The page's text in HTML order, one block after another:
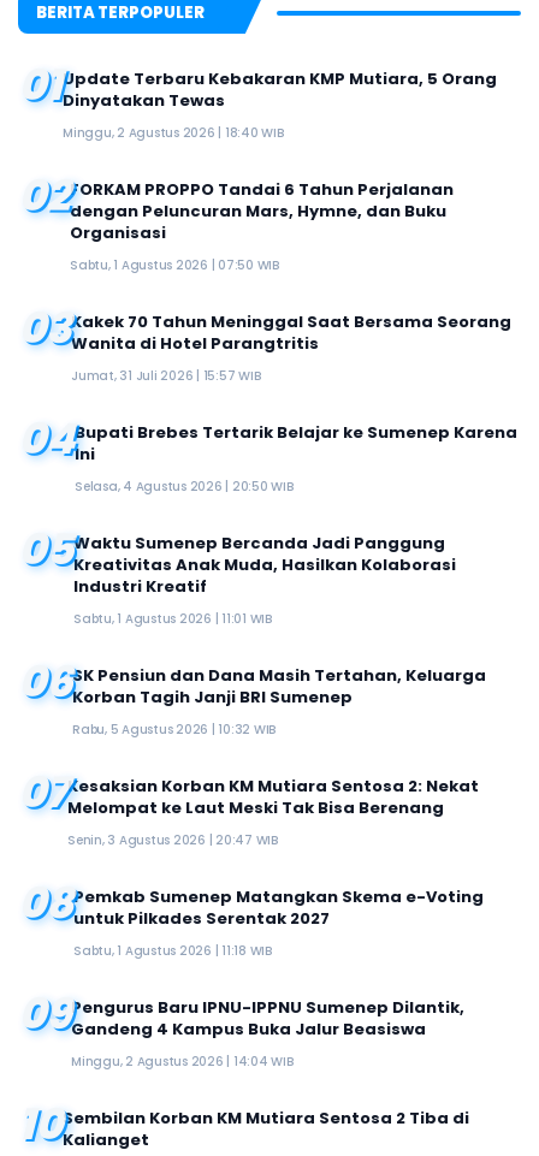
BERITA TERPOPULER
01Update Terbaru Kebakaran KMP Mutiara, 5 Orang
Dinyatakan Tewas
Minggu, 2 Agustus 2026 | 18:40 WIB
02FORKAM PROPPO Tandai 6 Tahun Perjalanan
dengan Peluncuran Mars, Hymne, dan Buku
Organisasi
Sabtu, 1 Agustus 2026 | 07:50 WIB
03Kakek 70 Tahun Meninggal Saat Bersama Seorang
Wanita di Hotel Parangtritis
Jumat, 31 Juli 2026 | 15:57 WIB
04Bupati Brebes Tertarik Belajar ke Sumenep Karena
Ini
Selasa, 4 Agustus 2026 | 20:50 WIB
05Waktu Sumenep Bercanda Jadi Panggung
Kreativitas Anak Muda, Hasilkan Kolaborasi
Industri Kreatif
Sabtu, 1 Agustus 2026 | 11:01 WIB
06SK Pensiun dan Dana Masih Tertahan, Keluarga
Korban Tagih Janji BRI Sumenep
Rabu, 5 Agustus 2026 | 10:32 WIB
07Kesaksian Korban KM Mutiara Sentosa 2: Nekat
Melompat ke Laut Meski Tak Bisa Berenang
Senin, 3 Agustus 2026 | 20:47 WIB
08Pemkab Sumenep Matangkan Skema e-Voting
untuk Pilkades Serentak 2027
Sabtu, 1 Agustus 2026 | 11:18 WIB
09Pengurus Baru IPNU-IPPNU Sumenep Dilantik,
Gandeng 4 Kampus Buka Jalur Beasiswa
Minggu, 2 Agustus 2026 | 14:04 WIB
10Sembilan Korban KM Mutiara Sentosa 2 Tiba di
Kalianget